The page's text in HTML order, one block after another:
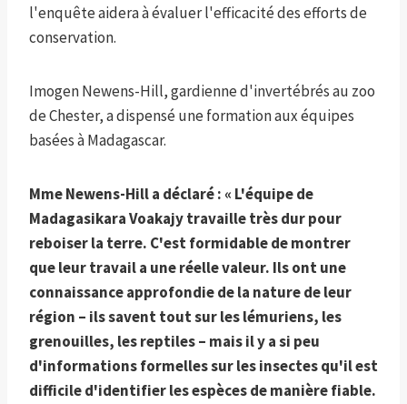
l'enquête aidera à évaluer l'efficacité des efforts de
conservation.
Imogen Newens-Hill, gardienne d'invertébrés au zoo
de Chester, a dispensé une formation aux équipes
basées à Madagascar.
Mme Newens-Hill a déclaré : « L'équipe de
Madagasikara Voakajy travaille très dur pour
reboiser la terre. C'est formidable de montrer
que leur travail a une réelle valeur. Ils ont une
connaissance approfondie de la nature de leur
région – ils savent tout sur les lémuriens, les
grenouilles, les reptiles – mais il y a si peu
d'informations formelles sur les insectes qu'il est
difficile d'identifier les espèces de manière fiable.